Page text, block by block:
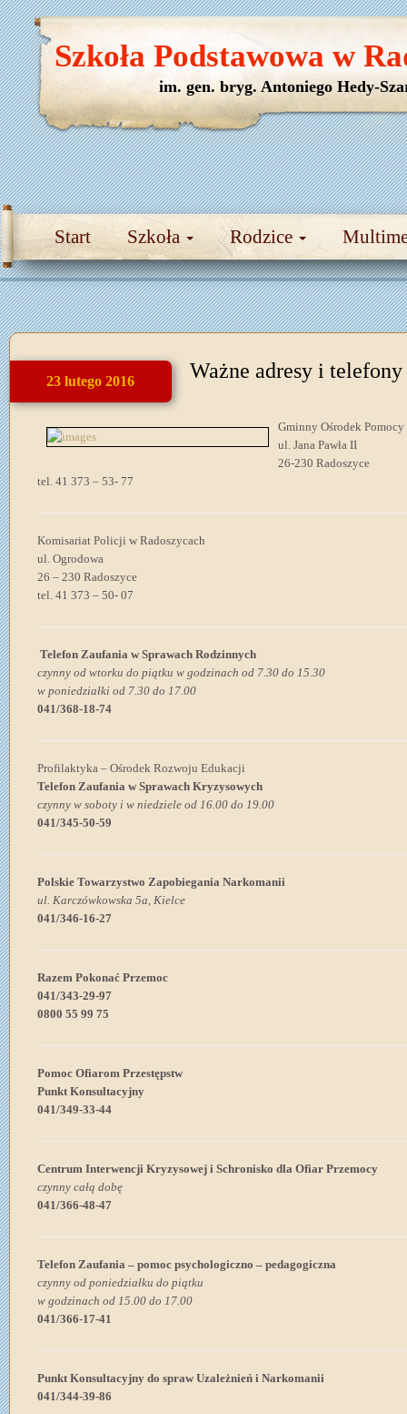
Start Szkoła Rodzice
Szkoła Podstawowa w
im. gen. bryg. Antoniego Hedy-
23 lutego 2016 Ważne adresy i telefony
Gminny Ośrodek Pomocy
ul. Jana Pawła II
26-230 Radoszyce
tel. 41 373 – 53- 77
Komisariat Policji w Radoszycach
ul. Ogrodowa
26 – 230 Radoszyce
tel. 41 373 – 50- 07
Telefon Zaufania w Sprawach Rodzinnych
czynny od wtorku do piątku w godzinach od 7.30 do 15.30
w poniedziałki od 7.30 do 17.00
041/368-18-74
Profilaktyka – Ośrodek Rozwoju Edukacji
Telefon Zaufania w Sprawach Kryzysowych
czynny w soboty i w niedziele od 16.00 do 19.00
041/345-50-59
Polskie Towarzystwo Zapobiegania Narkomanii
ul. Karczówkowska 5a, Kielce
041/346-16-27
Razem Pokonać Przemoc
041/343-29-97
0800 55 99 75
Pomoc Ofiarom Przestępstw
Punkt Konsultacyjny
041/349-33-44
Centrum Interwencji Kryzysowej i Schronisko dla Ofiar Przemocy
czynny całą dobę
041/366-48-47
Telefon Zaufania – pomoc psychologiczno – pedagogiczna
czynny od poniedziałku do piątku
w godzinach od 15.00 do 17.00
041/366-17-41
Punkt Konsultacyjny do spraw Uzależnień i Narkomanii
041/344-39-86